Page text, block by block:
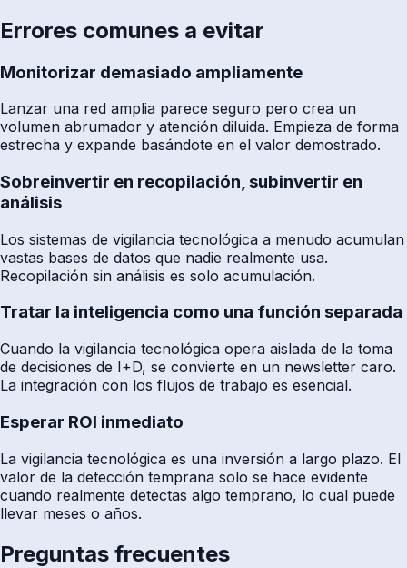
Errores comunes a evitar
Monitorizar demasiado ampliamente
Lanzar una red amplia parece seguro pero crea un
volumen abrumador y atención diluida. Empieza de forma
estrecha y expande basándote en el valor demostrado.
Sobreinvertir en recopilación, subinvertir en
análisis
Los sistemas de vigilancia tecnológica a menudo acumulan
vastas bases de datos que nadie realmente usa.
Recopilación sin análisis es solo acumulación.
Tratar la inteligencia como una función separada
Cuando la vigilancia tecnológica opera aislada de la toma
de decisiones de I+D, se convierte en un newsletter caro.
La integración con los flujos de trabajo es esencial.
Esperar ROI inmediato
La vigilancia tecnológica es una inversión a largo plazo. El
valor de la detección temprana solo se hace evidente
cuando realmente detectas algo temprano, lo cual puede
llevar meses o años.
Preguntas frecuentes